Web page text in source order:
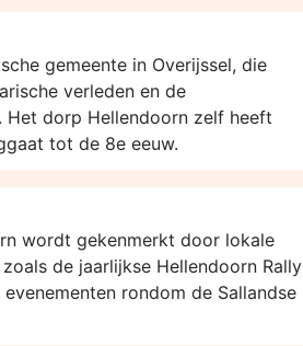
gemeente in Overijssel, die
verleden en de
Het dorp Hellendoorn zelf heeft
tot de 8e eeuw.
wordt gekenmerkt door lokale
de jaarlijkse Hellendoorn Rally
rondom de Sallandse